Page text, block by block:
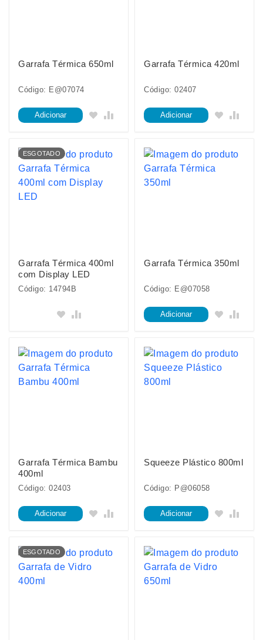
Garrafa Térmica 650ml
Código: E@07074
Adicionar
Garrafa Térmica 420ml
Código: 02407
Adicionar
ESGOTADO
Garrafa Térmica 400ml
com Display LED
Código: 14794B
Garrafa Térmica 350ml
Código: E@07058
Adicionar
Garrafa Térmica Bambu
400ml
Código: 02403
Adicionar
Squeeze Plástico 800ml
Código: P@06058
Adicionar
ESGOTADO